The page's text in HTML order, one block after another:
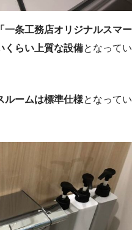
「一条工務店オリジナルスマー
くらい上質な設備となってい
ルームは標準仕様となってい